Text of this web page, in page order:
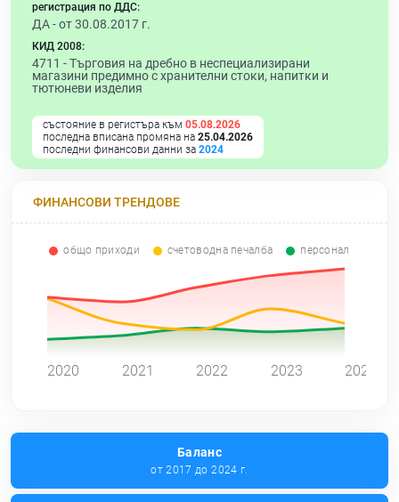
регистрация по ДДС:
ДА - от 30.08.2017 г.
КИД 2008:
4711 -Търговия на дребно в неспециализирани
магазини предимно с хранителни стоки, напитки и
тютюневи изделия
състояние в регистъра към 05.08.2026
последна вписана промяна на 25.04.2026
последни финансови данни за 2024
ФИНАНСОВИ ТРЕНДОВЕ
общо приходи счетоводна печалба персонал
2020 2021 2022 2023 2024
Баланс
от 2017 до 2024 г.